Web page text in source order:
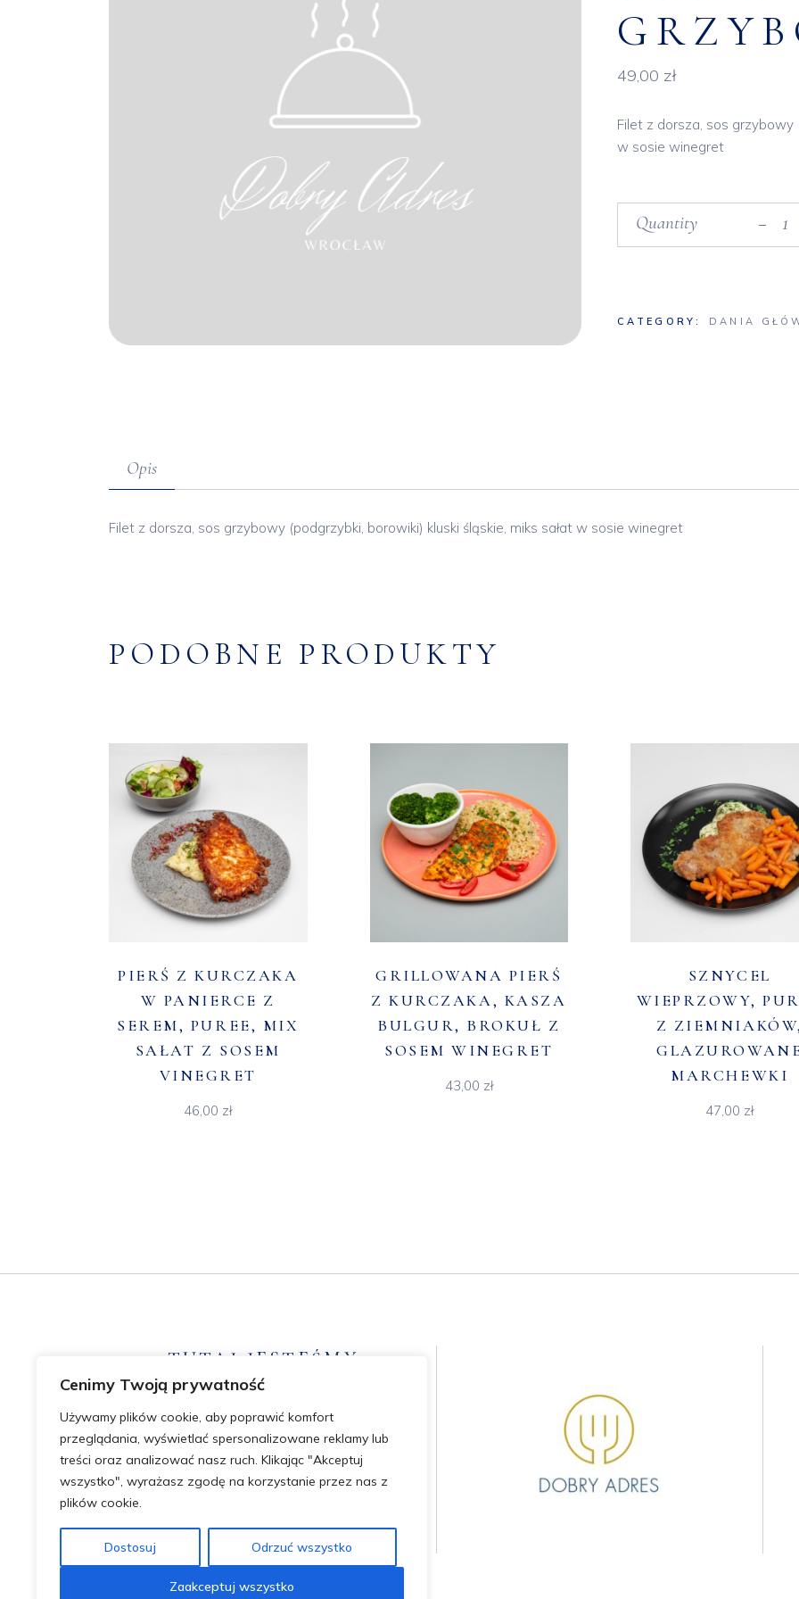
Cenimy Twoją prywatność
Używamy plików cookie, aby poprawić komfort
przeglądania, wyświetlać spersonalizowane reklamy lub
treści oraz analizować nasz ruch. Klikając "Akceptuj
wszystko", wyrażasz zgodę na korzystanie przez nas z
plików cookie.
Dostosuj Odrzuć wszystko
Zaakceptuj wszystko
49,00 zł
Filet z dorsza, sos grzybowy
w sosie winegret
Smażony filet z dorsza w
Quantity
CATEGORY: DANIA
Opis
Filet z dorsza, sos grzybowy (podgrzybki, borowiki) kluski śląskie, miks sałat w sosie winegret
PODOBNE PRODUKTY
PIERŚ Z KURCZAKA
W PANIERCE Z
SEREM, PUREE, MIX
SAŁAT Z SOSEM
VINEGRET
46,00 zł
GRILLOWANA PIERŚ
Z KURCZAKA, KASZA
BULGUR, BROKUŁ Z
SOSEM WINEGRET
43,00 zł
SZNYCEL
WIEPRZOWY,
Z
MARCHEWKI
47,00 zł
TUTAJ JESTEŚMY
Cukrowa 1f, 52-316 Wrocław
+48 576 949 980
kontakt@dobryadreswroclaw.pl